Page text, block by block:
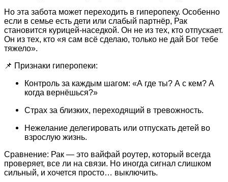
Но эта забота может переходить в гиперопеку. Особенно
если в семье есть дети или слабый партнёр, Рак
становится курицей-наседкой. Он не из тех, кто отпускает.
Он из тех, кто «я сам всё сделаю, только не дай Бог тебе
тяжело».
📌 Признаки гиперопеки:
Контроль за каждым шагом: «А где ты? А с кем? А
когда вернёшься?»
Страх за близких, переходящий в тревожность.
Нежелание делегировать или отпускать детей во
взрослую жизнь.
Сравнение: Рак — это вайфай роутер, который всегда
проверяет, все ли на связи. Но иногда сигнал слишком
сильный, и хочется просто… выключить.